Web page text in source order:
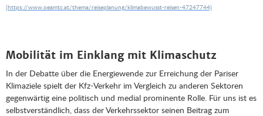
Mobilität im Einklang mit Klimaschutz
In der Debatte über die Energiewende zur Erreichung der Pariser
Klimaziele spielt der Kfz-Verkehr im Vergleich zu anderen Sektoren
gegenwärtig eine politisch und medial prominente Rolle. Für uns ist es
selbstverständlich, dass der Verkehrssektor seinen Beitrag zum